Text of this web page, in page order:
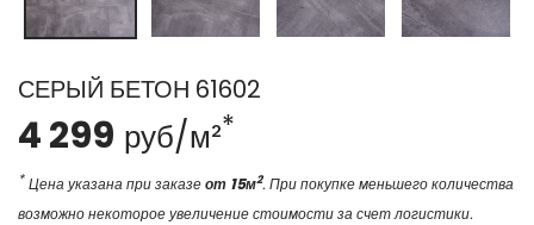
СЕРЫЙ БЕТОН 61602
4 299 руб/м²*
* Цена указана при заказеот 15м2. При покупке меньшего количества
возможно некоторое увеличение стоимости за счет логистики.